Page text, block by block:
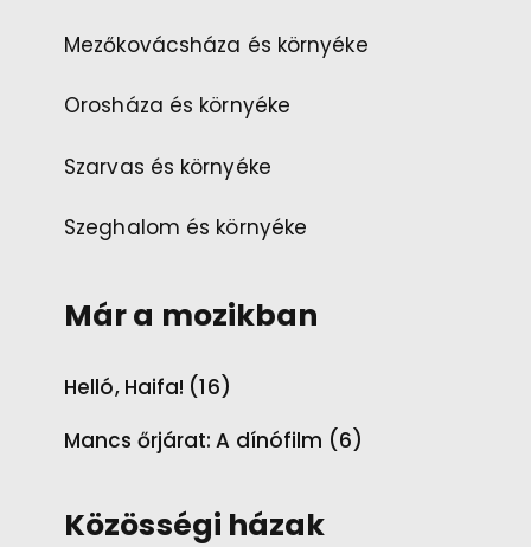
Mezőkovácsháza és környéke
Orosháza és környéke
Szarvas és környéke
Szeghalom és környéke
Már a mozikban
Helló, Haifa! (16)
Mancs őrjárat: A dínófilm (6)
Közösségi házak